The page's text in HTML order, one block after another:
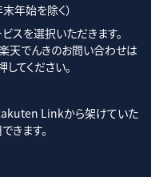
年始を除く）
スを選択いただきます。
天でんきのお問い合わせは
してください。
Linkから架けていた
きます。